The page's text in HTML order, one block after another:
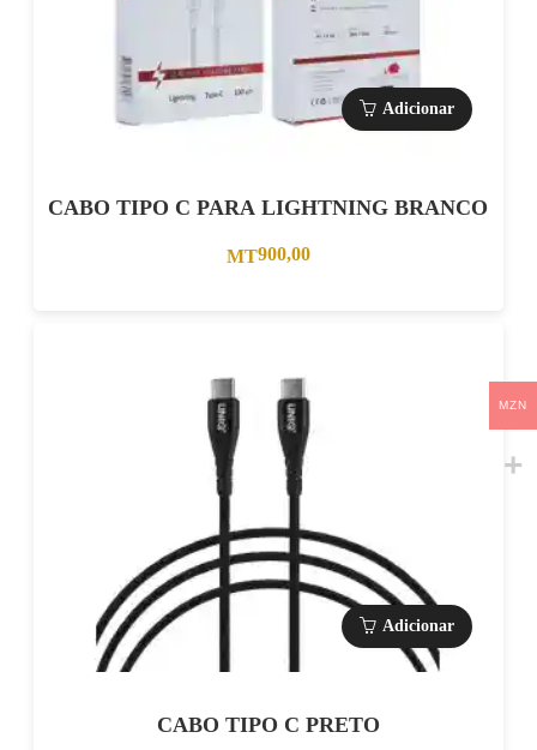
Adicionar
CABO TIPO C PARA LIGHTNING BRANCO
MT900,00
Adicionar
CABO TIPO C PRETO
MZN